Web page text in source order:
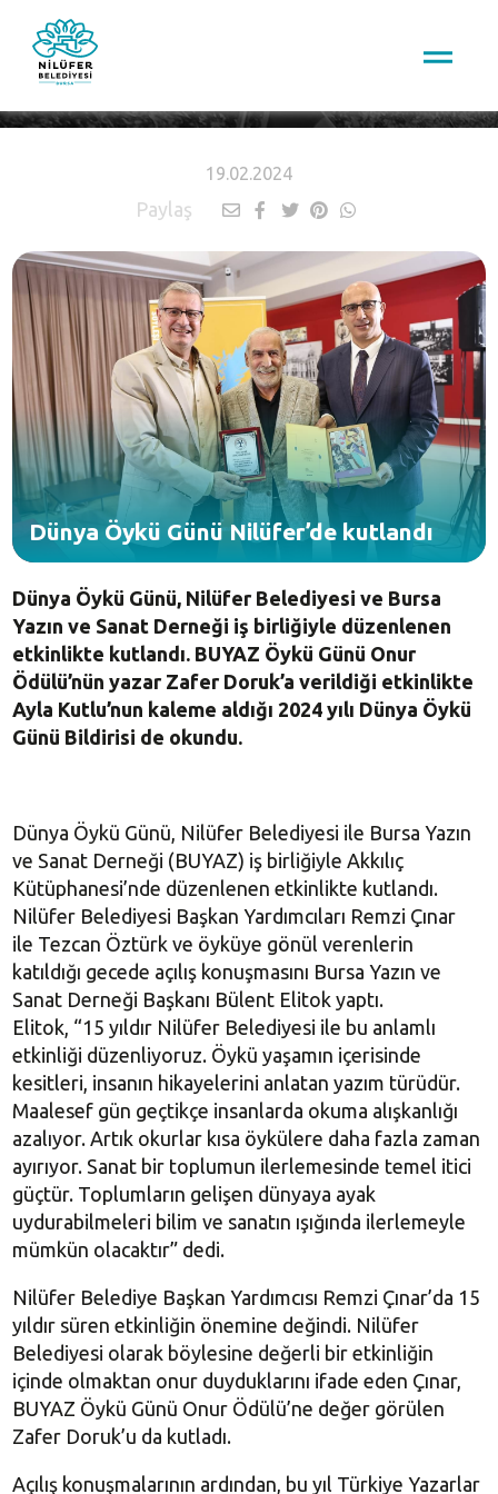
19.02.2024
Paylaş
Dünya Öykü Günü Nilüfer’de kutlandı
Dünya Öykü Günü, Nilüfer Belediyesi ve Bursa
Yazın ve Sanat Derneği iş birliğiyle düzenlenen
etkinlikte kutlandı. BUYAZ Öykü Günü Onur
Ödülü’nün yazar Zafer Doruk’a verildiği etkinlikte
Ayla Kutlu’nun kaleme aldığı 2024 yılı Dünya Öykü
Günü Bildirisi de okundu.
Dünya Öykü Günü, Nilüfer Belediyesi ile Bursa Yazın
ve Sanat Derneği (BUYAZ) iş birliğiyle Akkılıç
Kütüphanesi’nde düzenlenen etkinlikte kutlandı.
Nilüfer Belediyesi Başkan Yardımcıları Remzi Çınar
ile Tezcan Öztürk ve öyküye gönül verenlerin
katıldığı gecede açılış konuşmasını Bursa Yazın ve
Sanat Derneği Başkanı Bülent Elitok yaptı.
Elitok, “15 yıldır Nilüfer Belediyesi ile bu anlamlı
etkinliği düzenliyoruz. Öykü yaşamın içerisinde
kesitleri, insanın hikayelerini anlatan yazım türüdür.
Maalesef gün geçtikçe insanlarda okuma alışkanlığı
azalıyor. Artık okurlar kısa öykülere daha fazla zaman
ayırıyor. Sanat bir toplumun ilerlemesinde temel itici
güçtür. Toplumların gelişen dünyaya ayak
uydurabilmeleri bilim ve sanatın ışığında ilerlemeyle
mümkün olacaktır” dedi.
Nilüfer Belediye Başkan Yardımcısı Remzi Çınar’da 15
yıldır süren etkinliğin önemine değindi. Nilüfer
Belediyesi olarak böylesine değerli bir etkinliğin
içinde olmaktan onur duyduklarını ifade eden Çınar,
BUYAZ Öykü Günü Onur Ödülü’ne değer görülen
Zafer Doruk’u da kutladı.
Açılış konuşmalarının ardından, bu yıl Türkiye Yazarlar